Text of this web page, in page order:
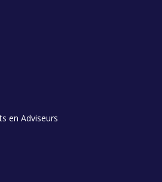
en Adviseurs